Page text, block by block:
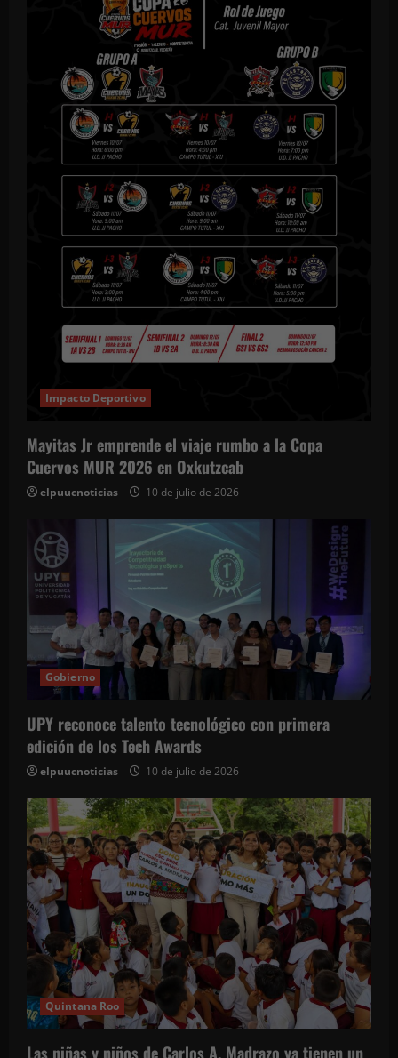
Impacto Deportivo
Mayitas Jr emprende el viaje rumbo a la Copa
Cuervos MUR 2026 en Oxkutzcab
elpuucnoticias 10 de julio de 2026
Gobierno
UPY reconoce talento tecnológico con primera
edición de los Tech Awards
elpuucnoticias 10 de julio de 2026
Quintana Roo
Las niñas y niños de Carlos A. Madrazo ya tienen un